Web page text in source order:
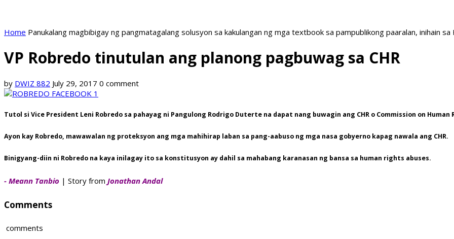
Home Panukalang magbibigay ng pangmatagalang solusyon sa kakulangan ng mga textbook sa pampublikong paaralan, inihain sa
VP Robredo tinutulan ang planong pagbuwag sa CHR
by DWIZ 882 July 29, 2017 0 comment
Tutol si Vice President Leni Robredo sa pahayag ni Pangulong Rodrigo Duterte na dapat nang buwagin ang CHR o Commission on Human
Ayon kay Robredo, mawawalan ng proteksyon ang mga mahihirap laban sa pang-aabuso ng mga nasa gobyerno kapag nawala ang CHR.
Binigyang-diin ni Robredo na kaya inilagay ito sa konstitusyon ay dahil sa mahabang karanasan ng bansa sa human rights abuses.
- Meann Tanbio | Story from Jonathan Andal
Comments
comments